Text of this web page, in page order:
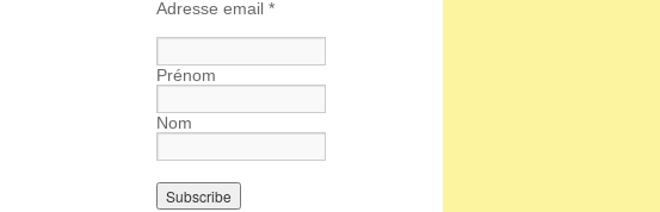
Adresse email *
Prénom
Nom